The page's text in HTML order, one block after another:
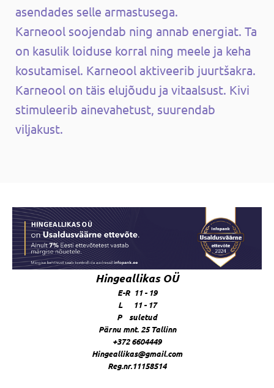
asendades selle armastusega.
Karneool soojendab ning annab energiat. Ta
on kasulik loiduse korral ning meele ja keha
kosutamisel. Karneool aktiveerib juurtšakra.
Karneool on täis elujõudu ja vitaalsust. Kivi
stimuleerib ainevahetust, suurendab
viljakust.
Hingeallikas OÜ
E-R 11 - 19
L 11 - 17
P suletud
Pärnu mnt. 25 Tallinn
+372 6604449
Hingeallikas@gmail.com
Reg.nr.11158514